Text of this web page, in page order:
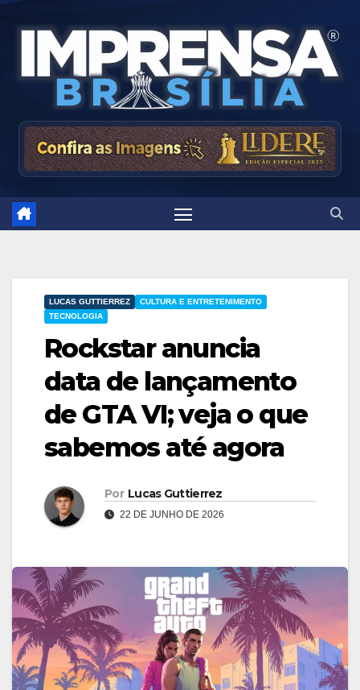
LUCAS GUTTIERREZ
CULTURA E ENTRETENIMENTO
TECNOLOGIA
Rockstar anuncia
data de lançamento
de GTA VI; veja o que
sabemos até agora
Por Lucas Guttierrez
22 DE JUNHO DE 2026